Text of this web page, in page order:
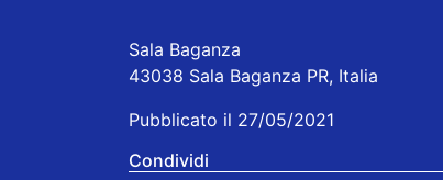
Sala Baganza
43038 Sala Baganza PR, Italia
Pubblicato il 27/05/2021
Condividi